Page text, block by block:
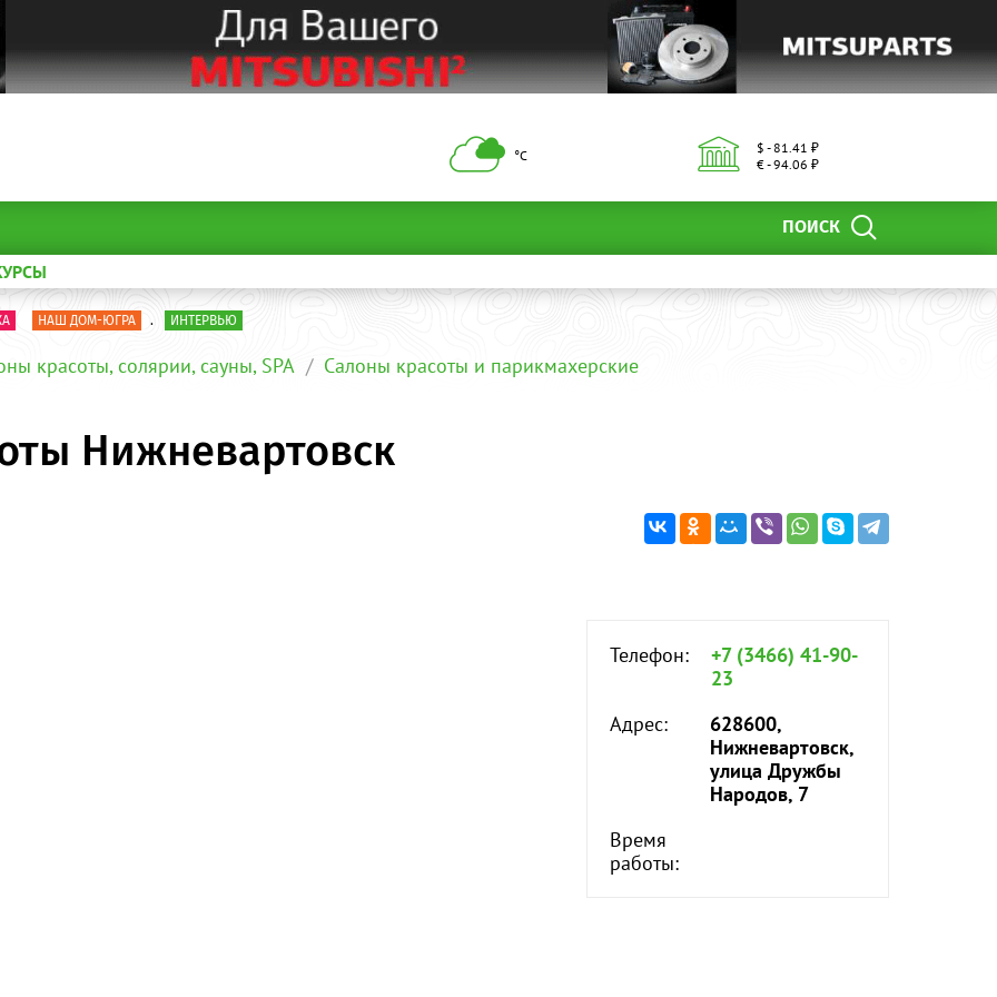
°С
$ - 81.41 ₽
€ - 94.06 ₽
ПОИСК
НАШ ДОМ-ЮГРА . ИНТЕРВЬЮ
красоты, солярии, сауны, SPA Салоны красоты и парикмахерские
Нижневартовск
Телефон:
+7 (3466) 41-90-
23
Адрес:
628600,
Нижневартовск,
улица Дружбы
Народов, 7
Время
работы: